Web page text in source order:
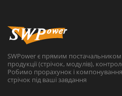
SWPower є прямим постачальником
продукції (стрічок, модулів),
Робимо прорахунок і компонування
стрічок під ваші завдання